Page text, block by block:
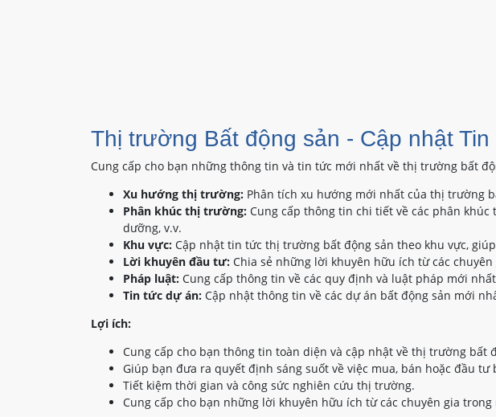
Thị trường Bất động sản - Cập nhật
Cung cấp cho bạn những thông tin và tin tức mới nhất về thị trường bất
Xu hướng thị trường:Phân tích xu hướng mới nhất của thị trường
Phân khúc thị trường:Cung cấp thông tin chi tiết về các phân
dưỡng, v.v.
Khu vực:Cập nhật tin tức thị trường bất động sản theo khu vực,
Lời khuyên đầu tư:Chia sẻ những lời khuyên hữu ích từ các
Pháp luật:Cung cấp thông tin về các quy định và luật pháp mới
Tin tức dự án:Cập nhật thông tin về các dự án bất động sản mới
Lợi ích:
Cung cấp cho bạn thông tin toàn diện và cập nhật về thị trường bất
Giúp bạn đưa ra quyết định sáng suốt về việc mua, bán hoặc đầu tư
Tiết kiệm thời gian và công sức nghiên cứu thị trường.
Cung cấp cho bạn những lời khuyên hữu ích từ các chuyên gia trong